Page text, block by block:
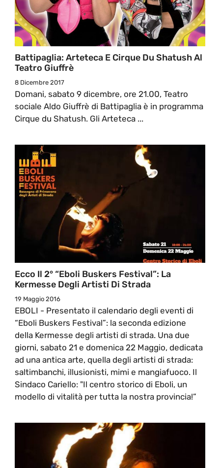
Battipaglia: Arteteca E Cirque Du Shatush Al
Teatro Giuffrè
8 Dicembre 2017
Domani, sabato 9 dicembre, ore 21.00, Teatro
sociale Aldo Giuffrè di Battipaglia è in programma
Cirque du Shatush. Gli Arteteca ...
Ecco Il 2° “Eboli Buskers Festival”: La
Kermesse Degli Artisti Di Strada
19 Maggio 2016
EBOLI - Presentato il calendario degli eventi di
“Eboli Buskers Festival”: la seconda edizione
della Kermesse degli artisti di strada. Una due
giorni, sabato 21 e domenica 22 Maggio, dedicata
ad una antica arte, quella degli artisti di strada:
saltimbanchi, illusionisti, mimi e mangiafuoco. Il
Sindaco Cariello: "Il centro storico di Eboli, un
modello di vitalità per tutta la nostra provincia!”